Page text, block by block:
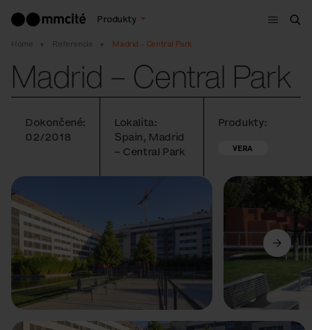
Produkty
Menu
Home Referencie Madrid – Central Park
Madrid – Central Park
Dokončené:
02/2018
Lokalita:
Spain, Madrid
– Central Park
Produkty:
VERA
Predchádzajúci Ďalší